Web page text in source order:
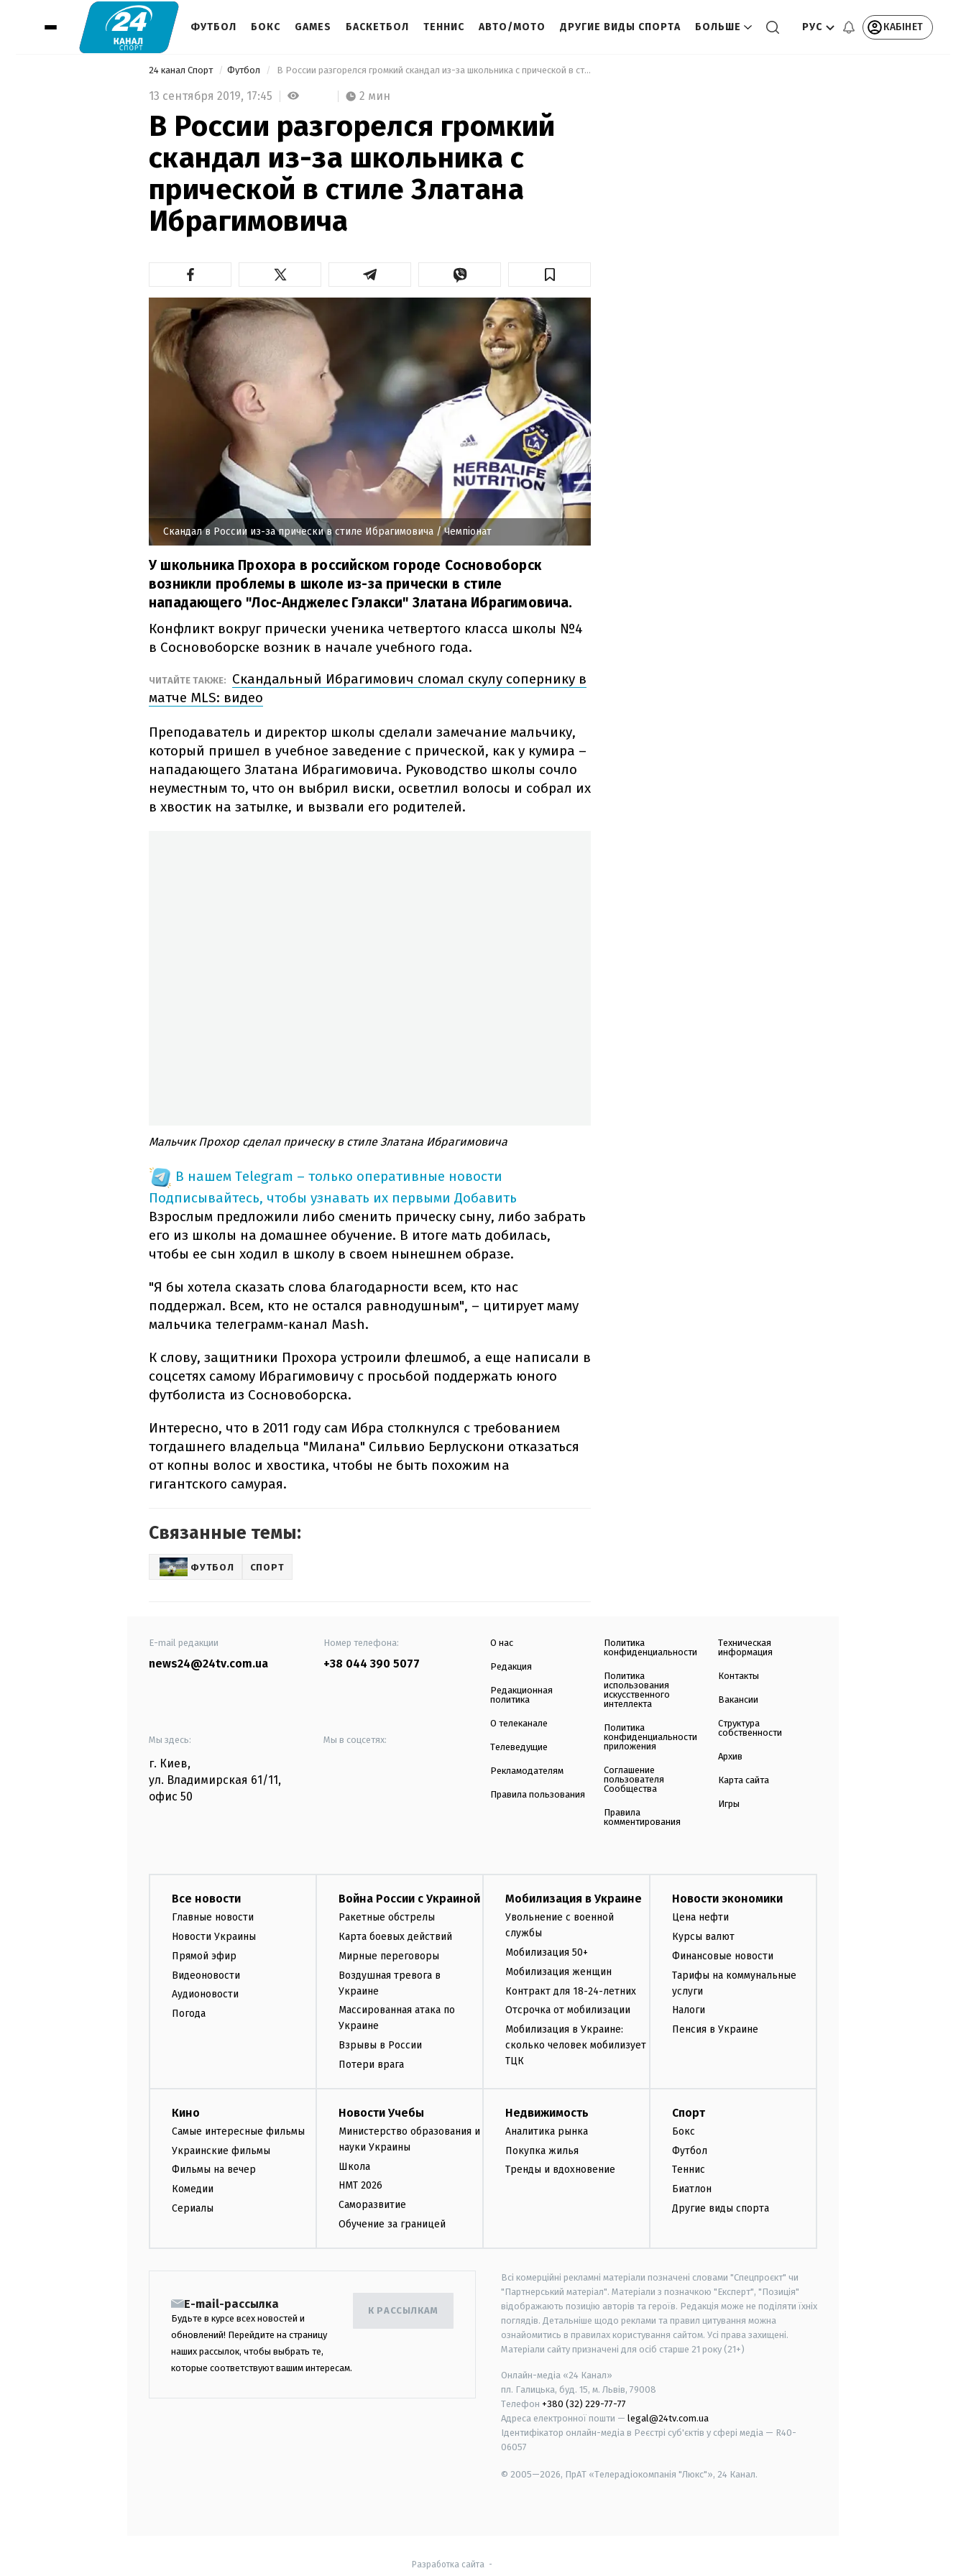
ФУТБОЛ БОКС GAMES БАСКЕТБОЛ ТЕННИС АВТО/МОТО ДРУГИЕ ВИДЫ СПОРТА БОЛЬШЕ РУС КАБІНЕТ
24 канал Спорт Футбол В России разгорелся громкий скандал из-за школьника с прической в стиле Златана Ибрагимовича
13 сентября 2019, 17:45 2 мин
В России разгорелся громкий
скандал из-за школьника с
прической в стиле Златана
Ибрагимовича
Скандал в России из-за прически в стиле Ибрагимовича / Чемпіонат
У школьника Прохора в российском городе Сосновоборск
возникли проблемы в школе из-за прически в стиле
нападающего "Лос-Анджелес Гэлакси" Златана Ибрагимовича.
Конфликт вокруг прически ученика четвертого класса школы №4
в Сосновоборске возник в начале учебного года.
ЧИТАЙТЕ ТАКЖЕ:
Скандальный Ибрагимович сломал скулу сопернику в
матче MLS: видео
Преподаватель и директор школы сделали замечание мальчику,
который пришел в учебное заведение с прической, как у кумира –
нападающего Златана Ибрагимовича. Руководство школы сочло
неуместным то, что он выбрил виски, осветлил волосы и собрал их
в хвостик на затылке, и вызвали его родителей.
Мальчик Прохор сделал прическу в стиле Златана Ибрагимовича
В нашем Telegram – только оперативные новости
Подписывайтесь, чтобы узнавать их первыми Добавить
Взрослым предложили либо сменить прическу сыну, либо забрать
его из школы на домашнее обучение. В итоге мать добилась,
чтобы ее сын ходил в школу в своем нынешнем образе.
"Я бы хотела сказать слова благодарности всем, кто нас
поддержал. Всем, кто не остался равнодушным", – цитирует маму
мальчика телеграмм-канал Mash.
К слову, защитники Прохора устроили флешмоб, а еще написали в
соцсетях самому Ибрагимовичу с просьбой поддержать юного
футболиста из Сосновоборска.
Интересно, что в 2011 году сам Ибра столкнулся с требованием
тогдашнего владельца "Милана" Сильвио Берлускони отказаться
от копны волос и хвостика, чтобы не быть похожим на
гигантского самурая.
Связанные темы:
ФУТБОЛ СПОРТ
E-mail редакции
news24@24tv.com.ua
Номер телефона:
+38 044 390 5077
Мы здесь:
г. Киев,
ул. Владимирская 61/11,
офис 50
Мы в соцсетях:
О нас
Редакция
Редакционная
политика
О телеканале
Телеведущие
Рекламодателям
Правила пользования
Политика
конфиденциальности
Политика
использования
искусственного
интеллекта
Политика
конфиденциальности
приложения
Соглашение
пользователя
Сообщества
Правила
комментирования
Техническая
информация
Контакты
Вакансии
Структура
собственности
Архив
Карта сайта
Игры
Все новости
Главные новости
Новости Украины
Прямой эфир
Видеоновости
Аудионовости
Погода
Война России с Украиной
Ракетные обстрелы
Карта боевых действий
Мирные переговоры
Воздушная тревога в
Украине
Массированная атака по
Украине
Взрывы в России
Потери врага
Мобилизация в Украине
Увольнение с военной
службы
Мобилизация 50+
Мобилизация женщин
Контракт для 18-24-летних
Отсрочка от мобилизации
Мобилизация в Украине:
сколько человек мобилизует
ТЦК
Новости экономики
Цена нефти
Курсы валют
Финансовые новости
Тарифы на коммунальные
услуги
Налоги
Пенсия в Украине
Кино
Самые интересные фильмы
Украинские фильмы
Фильмы на вечер
Комедии
Сериалы
Новости Учебы
Министерство образования и
науки Украины
Школа
НМТ 2026
Саморазвитие
Обучение за границей
Недвижимость
Аналитика рынка
Покупка жилья
Тренды и вдохновение
Спорт
Бокс
Футбол
Теннис
Биатлон
Другие виды спорта
E-mail-рассылка
Будьте в курсе всех новостей и
обновлений! Перейдите на страницу
наших рассылок, чтобы выбрать те,
которые соответствуют вашим интересам.
К РАССЫЛКАМ
Всі комерційні рекламні матеріали позначені словами "Спецпроєкт" чи
"Партнерський матеріал". Матеріали з позначкою "Експерт", "Позиція"
відображають позицію авторів та героїв. Редакція може не поділяти їхніх
поглядів. Детальніше щодо реклами та правил цитування можна
ознайомитись в правилах користування сайтом. Усі права захищені.
Матеріали сайту призначені для осіб старше 21 року (21+)
Онлайн-медіа «24 Канал»
пл. Галицька, буд. 15, м. Львів, 79008
Телефон +380 (32) 229-77-77
Адреса електронної пошти — legal@24tv.com.ua
Ідентифікатор онлайн-медіа в Реєстрі суб'єктів у сфері медіа — R40-
06057
© 2005—2026, ПрАТ «Телерадіокомпанія "Люкс"», 24 Канал.
Разработка сайта -